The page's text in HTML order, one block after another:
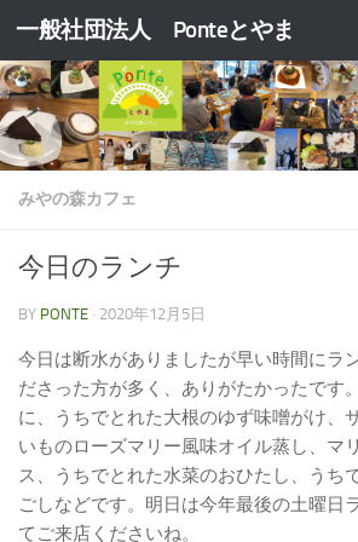
コンテンツへスキップ
一般社団法人 Ponteとやま
みやの森カフェ
今日のランチ
BY PONTE · 2020年12月5日
今日は断水がありましたが早い時間にラ
ださった方が多く、ありがたかったです
に、うちでとれた大根のゆず味噌がけ、
いものローズマリー風味オイル蒸し、マ
ス、うちでとれた水菜のおひたし、うち
ごしなどです。明日は今年最後の土曜日
てご来店くださいね。